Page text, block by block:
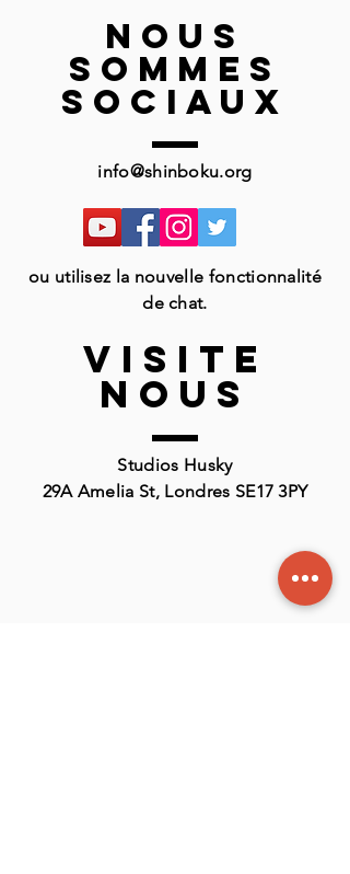
nous
sommes
sociaux
info@shinboku.org
ou utilisez la nouvelle fonctionnalité
de chat.
VISITE
nous
Studios Husky
29A Amelia St, Londres SE17 3PY